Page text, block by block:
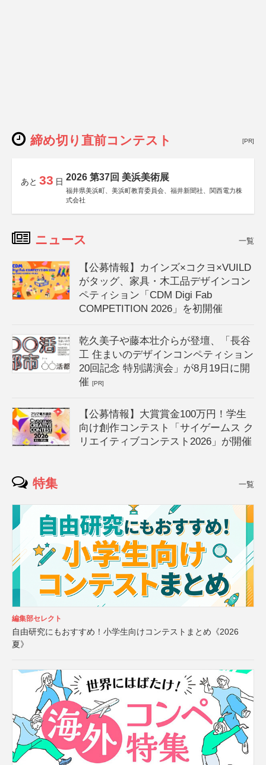
締め切り直前コンテスト [PR]
あと 33 日 2026 第37回 美浜美術展
福井県美浜町、美浜町教育委員会、福井新聞社、関西電力株
式会社
ニュース 一覧
【公募情報】カインズ×コクヨ×VUILD
がタッグ、家具・木工品デザインコン
ペティション「CDM Digi Fab
COMPETITION 2026」を初開催
乾久美子や藤本壮介らが登壇、「長谷
工 住まいのデザインコンペティション
20回記念 特別講演会」が8月19日に開
催[PR]
【公募情報】大賞賞金100万円！学生
向け創作コンテスト「サイゲームス ク
リエイティブコンテスト2026」が開催
特集 一覧
編集部セレクト
自由研究にもおすすめ！小学生向けコンテストまとめ《2026
夏》